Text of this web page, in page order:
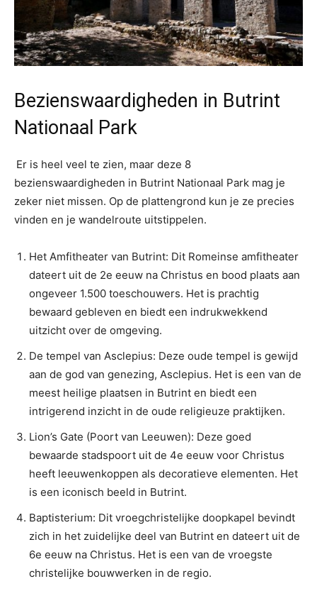
Bezienswaardigheden in Butrint
Nationaal Park
Er is heel veel te zien, maar deze 8
bezienswaardigheden in Butrint Nationaal Park mag je
zeker niet missen. Op de plattengrond kun je ze precies
vinden en je wandelroute uitstippelen.
Het Amfitheater van Butrint: Dit Romeinse amfitheater
dateert uit de 2e eeuw na Christus en bood plaats aan
ongeveer 1.500 toeschouwers. Het is prachtig
bewaard gebleven en biedt een indrukwekkend
uitzicht over de omgeving.
De tempel van Asclepius: Deze oude tempel is gewijd
aan de god van genezing, Asclepius. Het is een van de
meest heilige plaatsen in Butrint en biedt een
intrigerend inzicht in de oude religieuze praktijken.
Lion’s Gate (Poort van Leeuwen): Deze goed
bewaarde stadspoort uit de 4e eeuw voor Christus
heeft leeuwenkoppen als decoratieve elementen. Het
is een iconisch beeld in Butrint.
Baptisterium: Dit vroegchristelijke doopkapel bevindt
zich in het zuidelijke deel van Butrint en dateert uit de
6e eeuw na Christus. Het is een van de vroegste
christelijke bouwwerken in de regio.